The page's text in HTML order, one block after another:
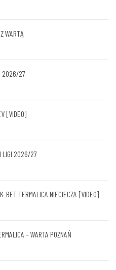
WARTĄ
2026/27
[VIDEO]
I LIGI 2026/27
BET TERMALICA NIECIECZA [VIDEO]
– WARTA POZNAŃ